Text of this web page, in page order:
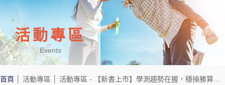
活動專區
Events
首頁 活動專區 活動專區 - 【新書上市】學測趨勢在握，穩操勝算！新制學測英文10回決勝模擬試題